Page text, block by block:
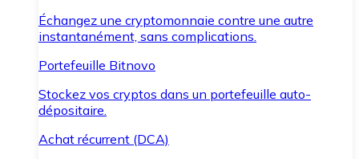
Échangez une cryptomonnaie contre une autre
instantanément, sans complications.
Portefeuille Bitnovo
Stockez vos cryptos dans un portefeuille auto-
dépositaire.
Achat récurrent (DCA)